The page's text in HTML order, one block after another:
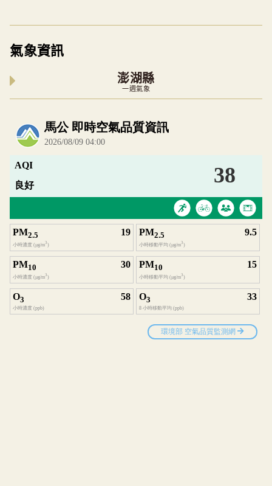
氣象資訊
澎湖縣
一週氣象
內嵌空氣品質小工具為視覺預覽，完整即時空